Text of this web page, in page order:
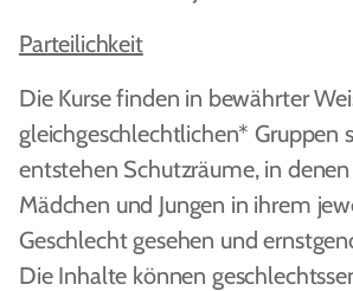
Parteilichkeit
Die Kurse finden in bewährter
gleichgeschlechtlichen* Gruppen
entstehen Schutzräume, in
Mädchen und Jungen in ihrem
Geschlecht gesehen und
Die Inhalte können